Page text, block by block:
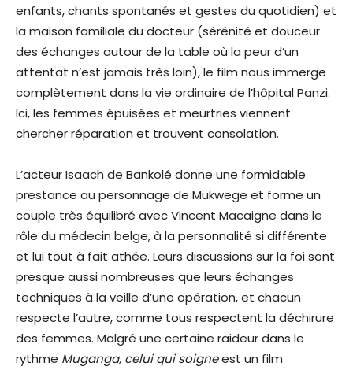
enfants, chants spontanés et gestes du quotidien) et
la maison familiale du docteur (sérénité et douceur
des échanges autour de la table où la peur d’un
attentat n’est jamais très loin), le film nous immerge
complètement dans la vie ordinaire de l’hôpital Panzi.
Ici, les femmes épuisées et meurtries viennent
chercher réparation et trouvent consolation.
L’acteur Isaach de Bankolé donne une formidable
prestance au personnage de Mukwege et forme un
couple très équilibré avec Vincent Macaigne dans le
rôle du médecin belge, à la personnalité si différente
et lui tout à fait athée. Leurs discussions sur la foi sont
presque aussi nombreuses que leurs échanges
techniques à la veille d’une opération, et chacun
respecte l’autre, comme tous respectent la déchirure
des femmes. Malgré une certaine raideur dans le
rythme Muganga, celui qui soigneest un film